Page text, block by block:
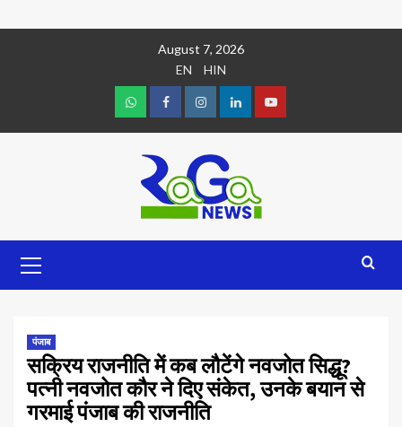
August 7, 2026
EN
HIN
पंजाब
सक्रिय राजनीति में कब लौटेंगे नवजोत सिद्धू?
पत्नी नवजोत कौर ने दिए संकेत, उनके बयान से
गरमाई पंजाब की राजनीति